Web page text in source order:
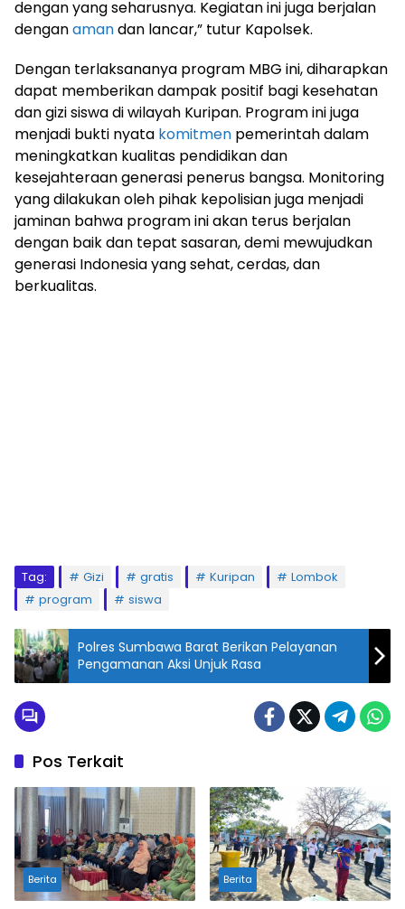
dengan yang seharusnya. Kegiatan ini juga berjalan
denganamandan lancar,” tutur Kapolsek.
Dengan terlaksananya program MBG ini, diharapkan
dapat memberikan dampak positif bagi kesehatan
dan gizi siswa di wilayah Kuripan. Program ini juga
menjadi bukti nyata komitmen pemerintah dalam
meningkatkan kualitas pendidikan dan
kesejahteraan generasi penerus bangsa. Monitoring
yang dilakukan oleh pihak kepolisian juga menjadi
jaminan bahwa program ini akan terus berjalan
dengan baik dan tepat sasaran, demi mewujudkan
generasi Indonesia yang sehat, cerdas, dan
berkualitas.
Tag: Gizi gratis Kuripan
Lombok
program
siswa
Polres Sumbawa Barat Berikan Pelayanan
Pengamanan Aksi Unjuk Rasa
Pos Terkait
Berita Berita